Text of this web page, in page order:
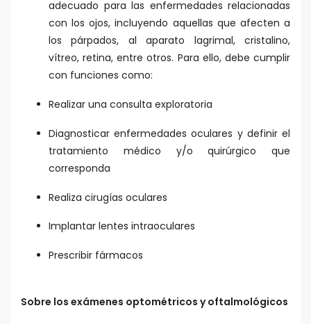
adecuado para las enfermedades relacionadas
con los ojos, incluyendo aquellas que afecten a
los párpados, al aparato lagrimal, cristalino,
vítreo, retina, entre otros. Para ello, debe cumplir
con funciones como:
Realizar una consulta exploratoria
Diagnosticar enfermedades oculares y definir el
tratamiento médico y/o quirúrgico que
corresponda
Realiza cirugías oculares
Implantar lentes intraoculares
Prescribir fármacos
Sobre los exámenes optométricos y oftalmológicos